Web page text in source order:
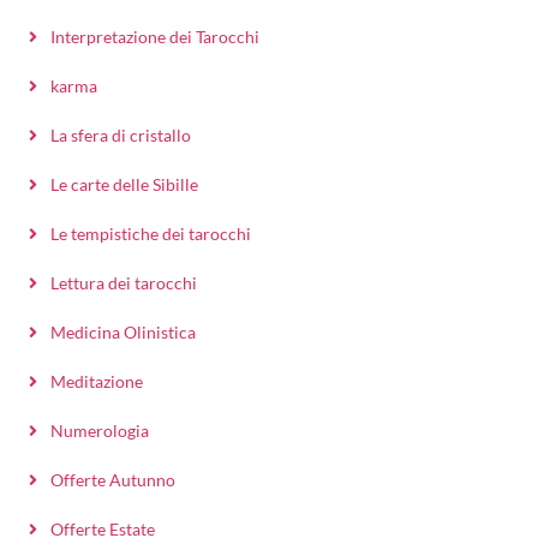
Interpretazione dei Tarocchi
karma
La sfera di cristallo
Le carte delle Sibille
Le tempistiche dei tarocchi
Lettura dei tarocchi
Medicina Olinistica
Meditazione
Numerologia
Offerte Autunno
Offerte Estate